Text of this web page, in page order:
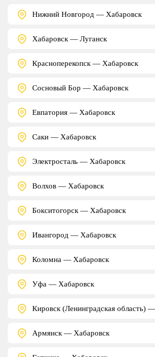
Нижний Новгород — Хабаровск
Хабаровск — Луганск
Красноперекопск — Хабаровск
Сосновый Бор — Хабаровск
Евпатория — Хабаровск
Саки — Хабаровск
Электросталь — Хабаровск
Волхов — Хабаровск
Бокситогорск — Хабаровск
Ивангород — Хабаровск
Коломна — Хабаровск
Уфа — Хабаровск
Кировск (Ленинградская область)
Армянск — Хабаровск